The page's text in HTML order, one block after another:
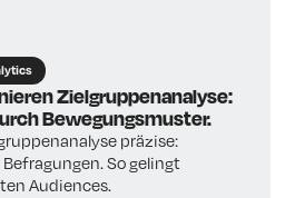
Zielgruppenanalyse:
Bewegungsmuster.
präzise:
So gelingt
Audiences.